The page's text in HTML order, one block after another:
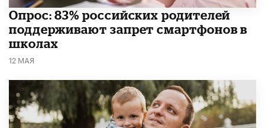
Опрос: 83% российских родителей
поддерживают запрет смартфонов в
школах
12 МАЯ